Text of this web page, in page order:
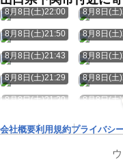
8月8日(土)22:00 8月8日(土
8月8日(土)21:50 8月8日(土
8月8日(土)21:43 8月8日(土
8月8日(土)21:29 8月8日(土
8月8日(土)21:20 8月8日(土
会社概要利用規約プライバシ